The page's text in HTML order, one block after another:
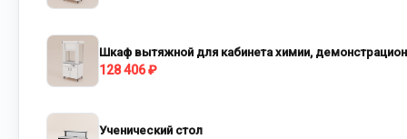
Шкаф вытяжной для кабинета химии,
128 406 ₽
Ученический стол